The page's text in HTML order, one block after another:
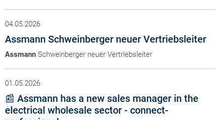
04.05.2026
Assmann Schweinberger neuer Vertriebsleiter
Assmann Schweinberger neuer Vertriebsleiter
01.05.2026
📰 Assmann has a new sales manager in the
electrical wholesale sector - connect-